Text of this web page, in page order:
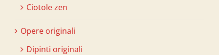
Ciotole zen
Opere originali
Dipinti originali